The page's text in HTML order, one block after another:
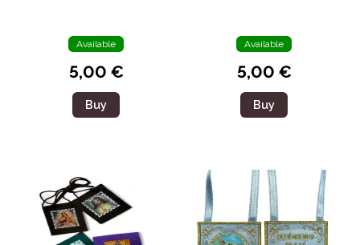
Available
5,00 €
Buy
Available
5,00 €
Buy